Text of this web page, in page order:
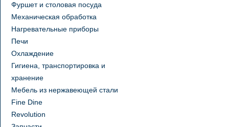
Фуршет и столовая посуда
Механическая обработка
Нагревательные приборы
Печи
Охлаждение
Гигиена, транспортировка и
хранение
Мебель из нержавеющей стали
Fine Dine
Revolution